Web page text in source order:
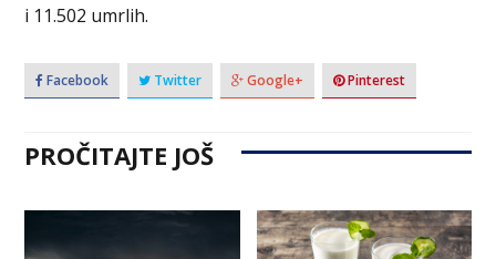
i 11.502 umrlih.
Facebook Twitter Google+ Pinterest
PROČITAJTE JOŠ